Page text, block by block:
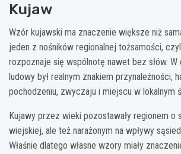
Kujaw
Wzór kujawski ma znaczenie większe niż
jeden z nośników regionalnej tożsamości,
rozpoznaje się wspólnotę nawet bez słów.
ludowy był realnym znakiem przynależności,
pochodzeniu, zwyczaju i miejscu w lokalnym
Kujawy przez wieki pozostawały regionem o
wiejskiej, ale też narażonym na wpływy
Właśnie dlatego własne wzory miały